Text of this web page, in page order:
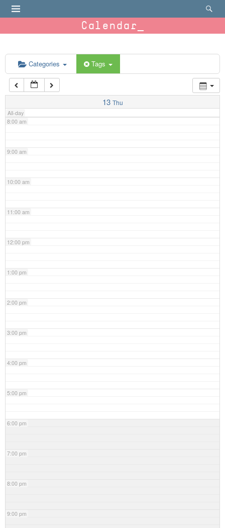
Calendar
Categories Tags
13 Thu
All-day
6:00 am
7:00 am
8:00 am
9:00 am
10:00 am
11:00 am
12:00 pm
1:00 pm
2:00 pm
3:00 pm
4:00 pm
5:00 pm
6:00 pm
7:00 pm
8:00 pm
9:00 pm